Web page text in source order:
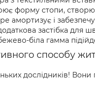
форму стопи,
амортизує і
застібка для
біла гамма
способу
дослідників! Вони